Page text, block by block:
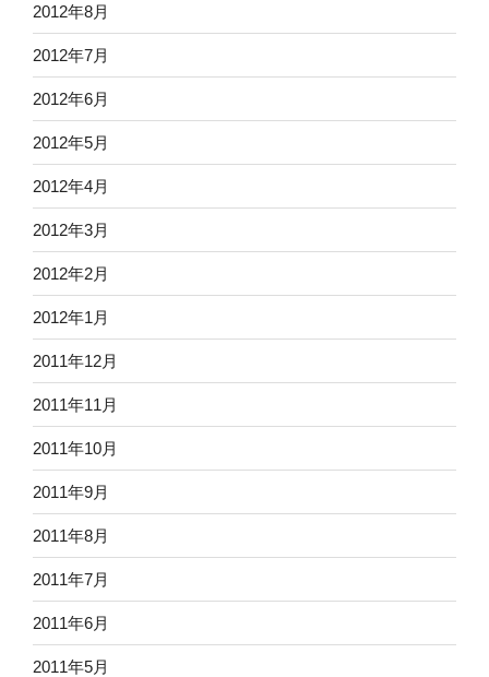
2012年8月
2012年7月
2012年6月
2012年5月
2012年4月
2012年3月
2012年2月
2012年1月
2011年12月
2011年11月
2011年10月
2011年9月
2011年8月
2011年7月
2011年6月
2011年5月